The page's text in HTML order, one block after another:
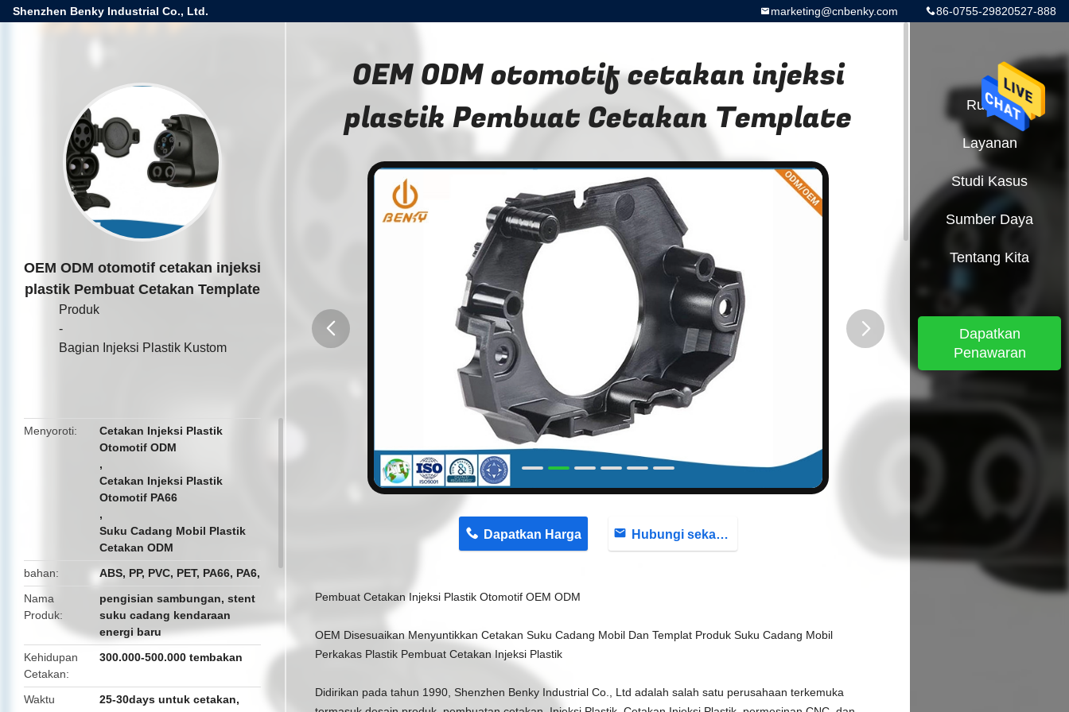
Shenzhen Benky Industrial Co., Ltd. 86-0755-29820527-888
marketing@cnbenky.com
OEM ODM otomotif cetakan injeksi
plastik Pembuat Cetakan Template
Produk
-
Bagian Injeksi Plastik Kustom
Menyoroti
Cetakan Injeksi Plastik
Otomotif ODM
,
Cetakan Injeksi Plastik
Otomotif PA66
,
Suku Cadang Mobil Plastik
Cetakan ODM
bahan
ABS, PP, PVC, PET, PA66, PA6,
Nama
Produk
pengisian sambungan, stent
suku cadang kendaraan
energi baru
Kehidupan
Cetakan
300.000-500.000 tembakan
Waktu
25-30days untuk cetakan,
OEM ODM otomotif cetakan injeksi
plastik Pembuat Cetakan Template
Dapatkan Harga Hubungi sekarang
Pembuat Cetakan Injeksi Plastik Otomotif OEM ODM
OEM Disesuaikan Menyuntikkan Cetakan Suku Cadang Mobil Dan Templat Produk Suku Cadang Mobil
Perkakas Plastik Pembuat Cetakan Injeksi Plastik
Didirikan pada tahun 1990, Shenzhen Benky Industrial Co., Ltd adalah salah satu perusahaan terkemuka
Rumah
Layanan
Studi Kasus
Sumber Daya
Tentang Kita
Dapatkan
Penawaran